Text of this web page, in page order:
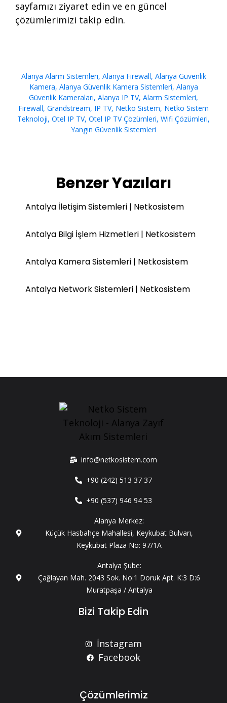
sayfamızı ziyaret edin ve en güncel
çözümlerimizi takip edin.
Alanya Alarm Sistemleri, Alanya Firewall, Alanya Güvenlik
Kamera, Alanya Güvenlik Kamera Sistemleri, Alanya
Güvenlik Kameraları, Alanya IP TV, Alarm Sistemleri,
Firewall, Grandstream, IP TV, Netko Sistem, Netko Sistem
Teknoloji, Otel IP TV, Otel IP TV Çözümleri, Wifi Çözümleri,
Yangın Güvenlik Sistemleri
Benzer Yazıları
Antalya İletişim Sistemleri | Netkosistem
Antalya Bilgi İşlem Hizmetleri | Netkosistem
Antalya Kamera Sistemleri | Netkosistem
Antalya Network Sistemleri | Netkosistem
info@netkosistem.com
+90 (242) 513 37 37
+90 (537) 946 94 53
Alanya Merkez:
Küçük Hasbahçe Mahallesi, Keykubat Bulvarı,
Keykubat Plaza No: 97/1A
Antalya Şube:
Çağlayan Mah. 2043 Sok. No:1 Doruk Apt. K:3 D:6
Muratpaşa / Antalya
Bizi Takip Edin
İnstagram
Facebook
Çözümlerimiz